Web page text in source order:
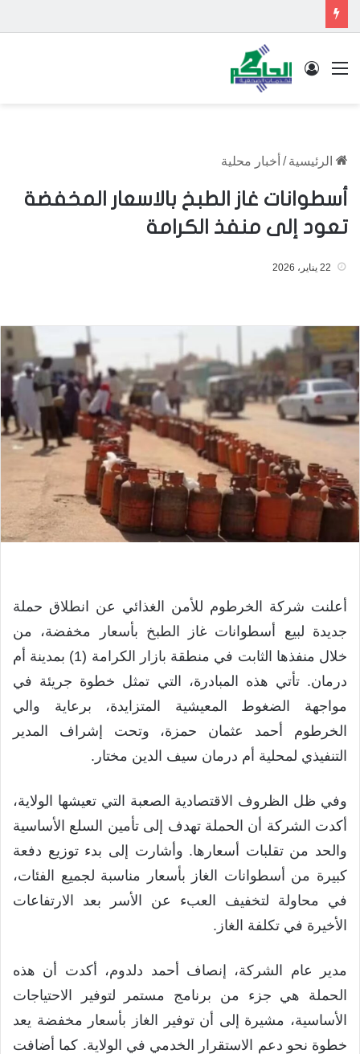
القائمة تسجيل الدخول
الرئيسية / أخبار محلية
أسطوانات غاز الطبخ بالاسعار المخفضة
تعود إلى منفذ الكرامة
22 يناير، 2026
أعلنت شركة الخرطوم للأمن الغذائي عن انطلاق حملة
جديدة لبيع أسطوانات غاز الطبخ بأسعار مخفضة، من
خلال منفذها الثابت في منطقة بازار الكرامة (1) بمدينة أم
درمان. تأتي هذه المبادرة، التي تمثل خطوة جريئة في
مواجهة الضغوط المعيشية المتزايدة، برعاية والي
الخرطوم أحمد عثمان حمزة، وتحت إشراف المدير
التنفيذي لمحلية أم درمان سيف الدين مختار.
وفي ظل الظروف الاقتصادية الصعبة التي تعيشها الولاية،
أكدت الشركة أن الحملة تهدف إلى تأمين السلع الأساسية
والحد من تقلبات أسعارها. وأشارت إلى بدء توزيع دفعة
كبيرة من أسطوانات الغاز بأسعار مناسبة لجميع الفئات،
في محاولة لتخفيف العبء عن الأسر بعد الارتفاعات
الأخيرة في تكلفة الغاز.
مدير عام الشركة، إنصاف أحمد دلدوم، أكدت أن هذه
الحملة هي جزء من برنامج مستمر لتوفير الاحتياجات
الأساسية، مشيرة إلى أن توفير الغاز بأسعار مخفضة يعد
خطوة نحو دعم الاستقرار الخدمي في الولاية. كما أضافت